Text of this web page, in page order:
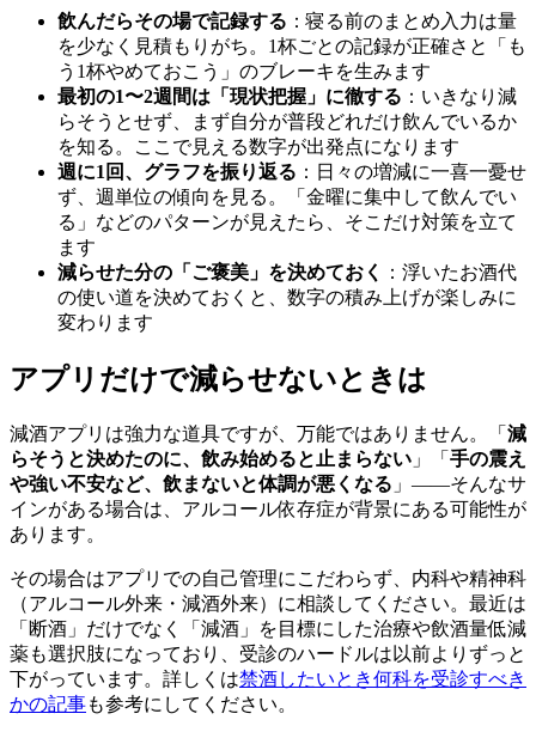
飲んだらその場で記録する ：寝る前のまとめ入力は量
を少なく見積もりがち。1杯ごとの記録が正確さと「も
う1杯やめておこう」のブレーキを生みます
最初の1〜2週間は「現状把握」に徹する ：いきなり減
らそうとせず、まず自分が普段どれだけ飲んでいるか
を知る。ここで見える数字が出発点になります
週に1回、グラフを振り返る ：日々の増減に一喜一憂せ
ず、週単位の傾向を見る。「金曜に集中して飲んでい
る」などのパターンが見えたら、そこだけ対策を立て
ます
減らせた分の「ご褒美」を決めておく
：浮いたお酒代
の使い道を決めておくと、数字の積み上げが楽しみに
変わります
アプリだけで減らせないときは
減酒アプリは強力な道具ですが、万能ではありません。「 減
らそうと決めたのに、飲み始めると止まらない 」「 手の震え
や強い不安など、飲まないと体調が悪くなる 」——そんなサ
インがある場合は、アルコール依存症が背景にある可能性が
あります。
その場合はアプリでの自己管理にこだわらず、内科や精神科
（アルコール外来・減酒外来）に相談してください。最近は
「断酒」だけでなく「減酒」を目標にした治療や飲酒量低減
薬も選択肢になっており、受診のハードルは以前よりずっと
下がっています。詳しくは禁酒したいとき何科を受診すべき
かの記事も参考にしてください。